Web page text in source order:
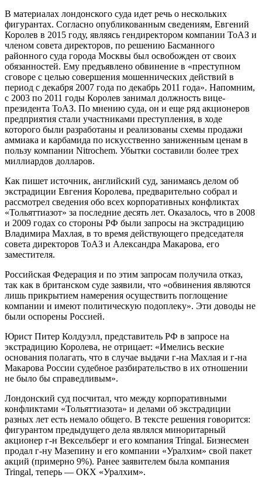
В материалах лондонского суда идет речь о нескольких
фигурантах. Согласно опубликованным сведениям, Евгений
Королев в 2015 году, являясь гендиректором компании ТоАЗ и
членом совета директоров, по решению Басманного
районного суда города Москвы был освобожден от своих
обязанностей. Ему предъявлено обвинение в «преступном
сговоре с целью совершения мошеннических действий в
период с декабря 2007 года по декабрь 2011 года». Напомним,
с 2003 по 2011 годы Королев занимал должность вице-
президента ТоАЗ. По мнению суда, он и еще ряд акционеров
предприятия стали участниками преступления, в ходе
которого были разработаны и реализованы схемы продажи
аммиака и карбамида по искусственно заниженным ценам в
пользу компании Nitrochem. Убытки составили более трех
миллиардов долларов.
Как пишет источник, английский суд, занимаясь делом об
экстрадиции Евгения Королева, предварительно собрал и
рассмотрел сведения обо всех корпоративных конфликтах
«Тольяттиазот» за последние десять лет. Оказалось, что в 2008
и 2009 годах со стороны РФ были запросы на экстрадицию
Владимира Махлая, в то время действующего председателя
совета директоров ТоАЗ и Александра Макарова, его
заместителя.
Российская Федерация и по этим запросам получила отказ,
так как в британском суде заявили, что «обвинения являются
лишь прикрытием намерения осуществить поглощение
компании и имеют политическую подоплеку». Эти доводы не
были оспорены Россией.
Юрист Питер Колдуэлл, представитель РФ в запросе на
экстрадицию Королева, не отрицает: «Имелись веские
основания полагать, что в случае выдачи г-на Махлая и г-на
Макарова России судебное разбирательство в их отношении
не было бы справедливым».
Лондонский суд посчитал, что между корпоративными
конфликтами «Тольяттиазота» и делами об экстрадиции
разных лет есть немало общего. В тексте решения говорится:
фигурантом предыдущего дела являлся миноритарный
акционер г-н Вексельберг и его компания Tringal. Бизнесмен
продал г-ну Мазепину и его компании «Уралхим» свой пакет
акций (примерно 9%). Ранее заявителем была компания
Tringal, теперь — ОКХ «Уралхим».